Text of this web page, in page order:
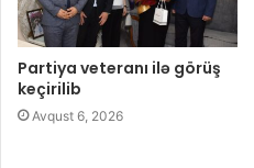
Partiya veteranı ilə görüş
keçirilib
Avqust 6, 2026